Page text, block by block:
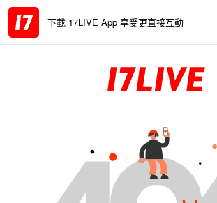
下載 17LIVE App 享受更直接互動